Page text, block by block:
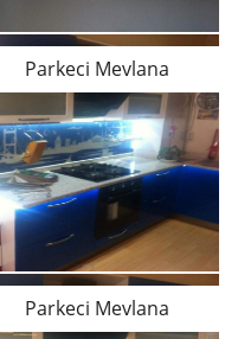
Parkeci Mevlana
Parkeci Mevlana